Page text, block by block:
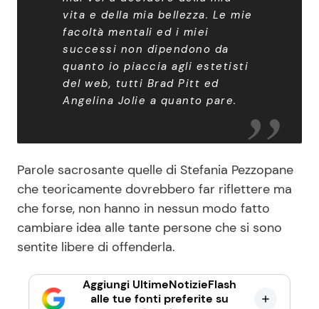
vita e della mia bellezza. Le mie
facoltà mentali ed i miei
successi non dipendono da
quanto io piaccia agli estetisti
del web, tutti Brad Pitt ed
Angelina Jolie a quanto pare.
Parole sacrosante quelle di Stefania Pezzopane
che teoricamente dovrebbero far riflettere ma
che forse, non hanno in nessun modo fatto
cambiare idea alle tante persone che si sono
sentite libere di offenderla.
Aggiungi UltimeNotizieFlash
alle tue fonti preferite su